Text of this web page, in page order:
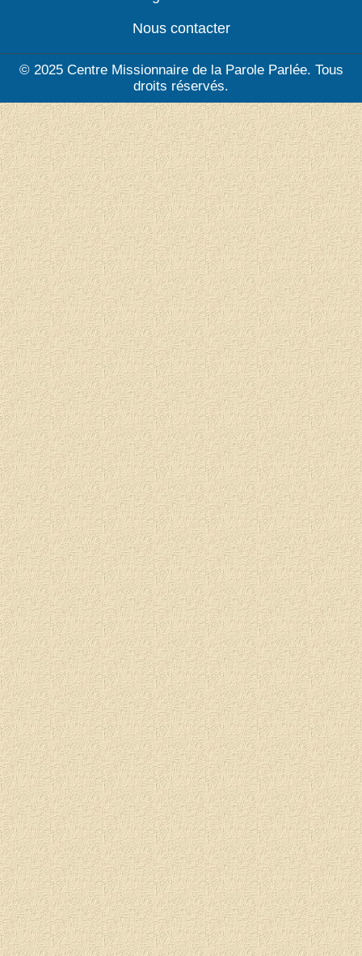
Nous contacter
© 2025 Centre Missionnaire de la Parole Parlée. Tous
droits réservés.